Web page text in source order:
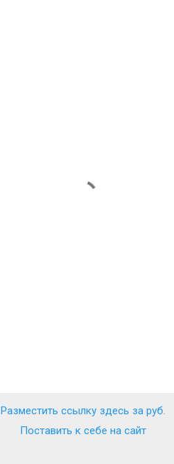
Разместить ссылку здесь за руб.
Поставить к себе на сайт